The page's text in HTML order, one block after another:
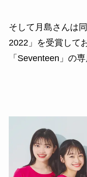
そして月島さんは
2022」を受賞して
「Seventeen」の